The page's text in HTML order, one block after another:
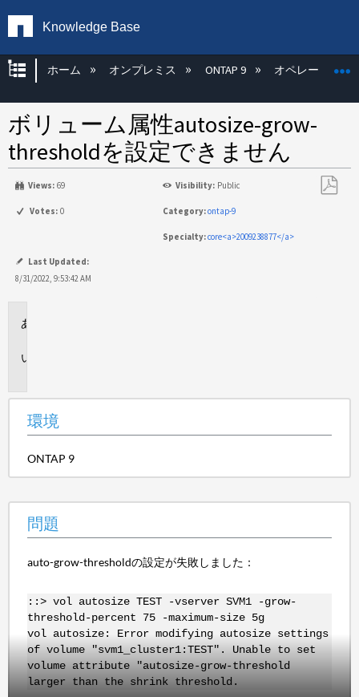
Knowledge Base
グローバル階層を展開/折りたたむ
ホーム オンプレミス ONTAP 9 オペレーティン
ボリューム属性autosize-grow-
thresholdを設定できません
Views: 69 Visibility: Public
Votes: 0 Category:ontap-9
Specialty:core<a>2009238877</a>
Last Updated:
8/31/2022, 9:53:42 AM
環境
ONTAP 9
問題
auto-grow-thresholdの設定が失敗しました：
::> vol autosize TEST -vserver SVM1 -grow-
threshold-percent 75 -maximum-size 5g
vol autosize: Error modifying autosize settings
of volume "svm1_cluster1:TEST". Unable to set
volume attribute "autosize-grow-threshold
larger than the shrink threshold.